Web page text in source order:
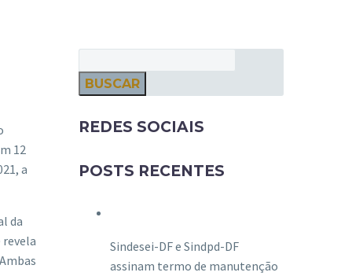
12
a
da
BUSCAR
REDES SOCIAIS
POSTS RECENTES
Sindesei-DF e Sindpd-DF
assinam termo de manutenção